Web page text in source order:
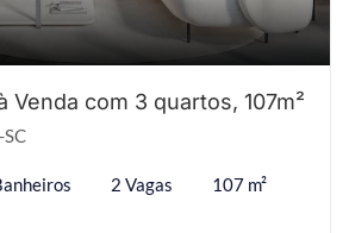
Venda com 3 quartos, 107m²
2 Vagas 107 m²